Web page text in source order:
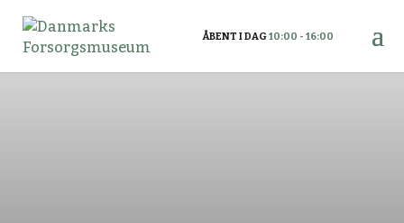
ÅBENT I DAG10:00 - 16:00